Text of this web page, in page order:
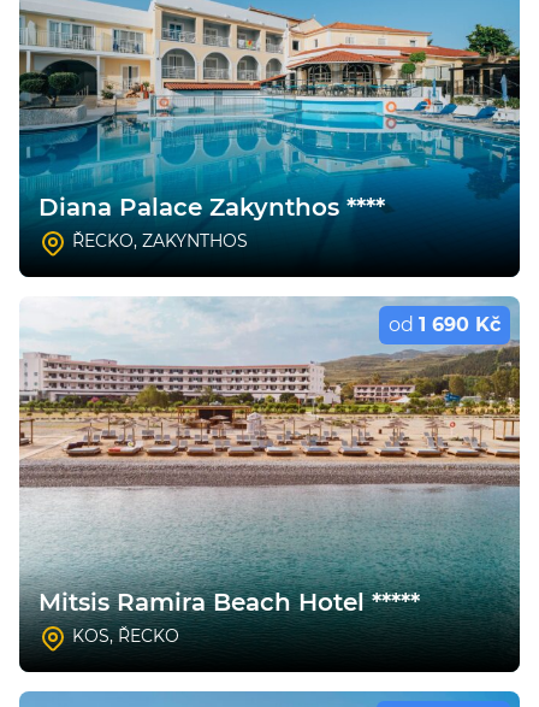
Diana Palace Zakynthos ****
ŘECKO, ZAKYNTHOS
od 1 690 Kč
Mitsis Ramira Beach Hotel *****
KOS,ŘECKO